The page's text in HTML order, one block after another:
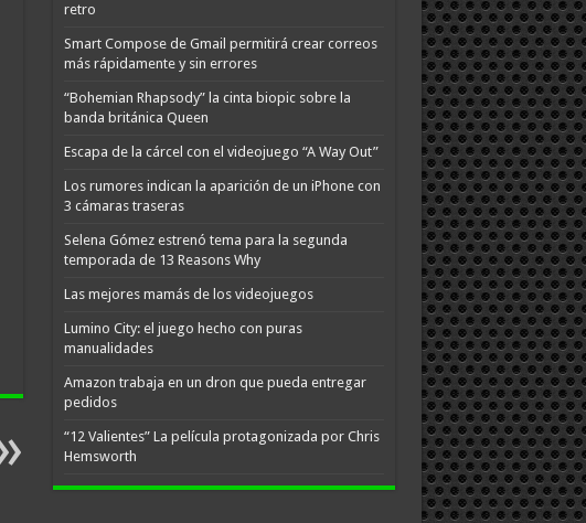
retro
Smart Compose de Gmail permitirá crear correos
más rápidamente y sin errores
“Bohemian Rhapsody” la cinta biopic sobre la
banda británica Queen
Escapa de la cárcel con el videojuego “A Way Out”
Los rumores indican la aparición de un iPhone con
3 cámaras traseras
Selena Gómez estrenó tema para la segunda
temporada de 13 Reasons Why
Las mejores mamás de los videojuegos
Lumino City: el juego hecho con puras
manualidades
Amazon trabaja en un dron que pueda entregar
pedidos
“12 Valientes” La película protagonizada por Chris
Hemsworth